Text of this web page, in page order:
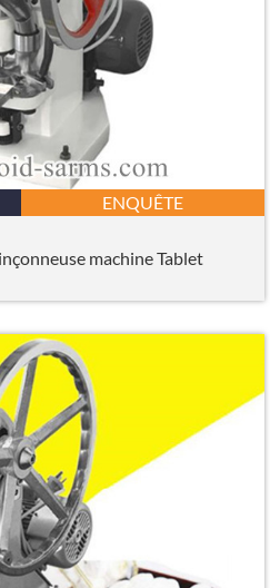
ENQUÊTE
machine Tablet